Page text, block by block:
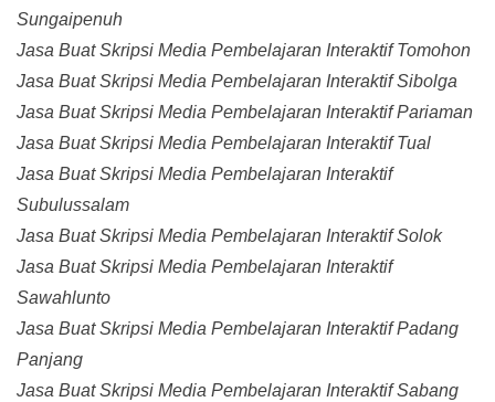
Sungaipenuh
Jasa Buat Skripsi Media Pembelajaran Interaktif Tomohon
Jasa Buat Skripsi Media Pembelajaran Interaktif Sibolga
Jasa Buat Skripsi Media Pembelajaran Interaktif Pariaman
Jasa Buat Skripsi Media Pembelajaran Interaktif Tual
Jasa Buat Skripsi Media Pembelajaran Interaktif
Subulussalam
Jasa Buat Skripsi Media Pembelajaran Interaktif Solok
Jasa Buat Skripsi Media Pembelajaran Interaktif
Sawahlunto
Jasa Buat Skripsi Media Pembelajaran Interaktif Padang
Panjang
Jasa Buat Skripsi Media Pembelajaran Interaktif Sabang